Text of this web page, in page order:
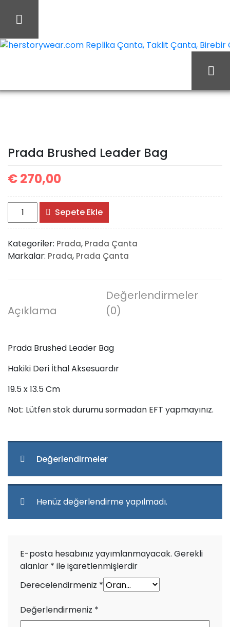
Prada
Prada Brushed Leader Bag
€270,00
Prada
Brushed
Leader
Bag
adet
Sepete Ekle
Kategoriler: Prada, Prada Çanta
Markalar: Prada, Prada Çanta
Açıklama
Değerlendirmeler
(0)
Prada Brushed Leader Bag
Hakiki Deri İthal Aksesuardır
19.5 x 13.5 Cm
Not: Lütfen stok durumu sormadan EFT yapmayınız.
Değerlendirmeler
Henüz değerlendirme yapılmadı.
E-posta hesabınız yayımlanmayacak. Gerekli
alanlar * ile işaretlenmişlerdir
Derecelendirmeniz *
Değerlendirmeniz *